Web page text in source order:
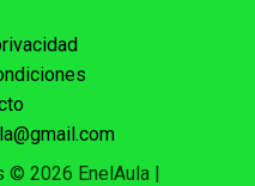
© 2026 EnelAula |